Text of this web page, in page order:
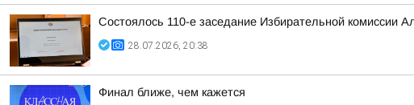
Состоялось 110-е заседание Избирательной комиссии
28.07.2026, 20:38
Финал ближе, чем кажется